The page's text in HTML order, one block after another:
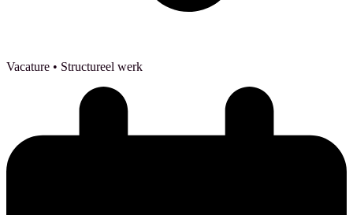
Vacature • Structureel werk